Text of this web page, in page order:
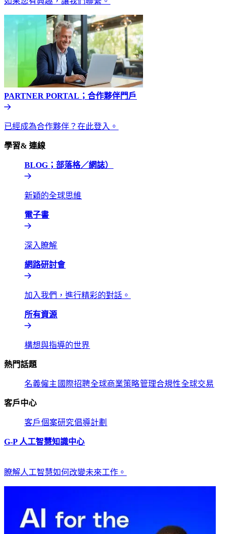
PARTNER PORTAL；合作夥伴門戶​​
已經成為合作夥伴？在此登入。​​
學習& 連線​​
BLOG；部落格／網誌）​​
新穎的全球思維​​
電子書​​
深入瞭解​​
網路研討會​​
加入我們，進行精彩的對話。​​
所有資源​​
構想與指導的世界​​
熱門話題​​
名義僱主​​ 國際招聘​​全球商業策略​​管理合規性​​全球交易​​
客戶中心​​
客戶​​個案研究​​倡導計劃​​
G-P 人工智慧知識中心​​
瞭解人工智慧如何改變未來工作。​​